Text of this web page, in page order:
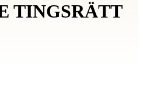
TINGSRÄTT